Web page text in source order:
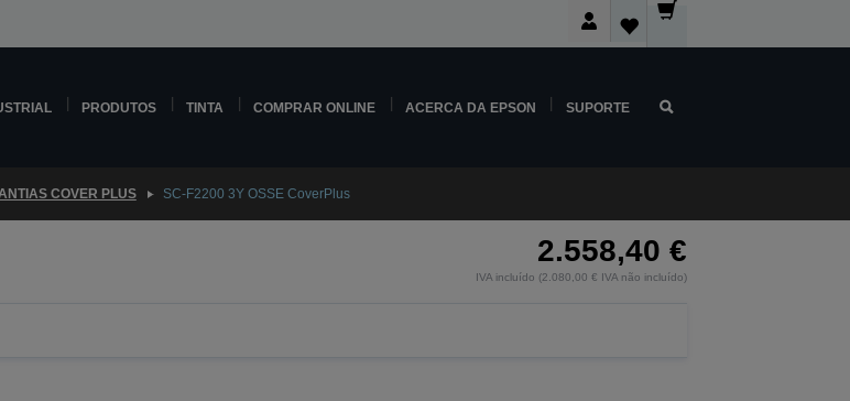
PRODUTOS TINTA COMPRAR ONLINE ACERCA DA EPSON SUPORTE
COVER PLUS SC-F2200 3Y OSSE CoverPlus
2.558,40 €
IVA incluído (2.080,00 € IVA não incluído)